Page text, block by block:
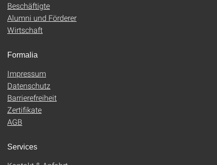
Beschäftigte
Alumni und Förderer
Wirtschaft
Formalia
Impressum
Datenschutz
Barrierefreiheit
Zertifikate
AGB
Services